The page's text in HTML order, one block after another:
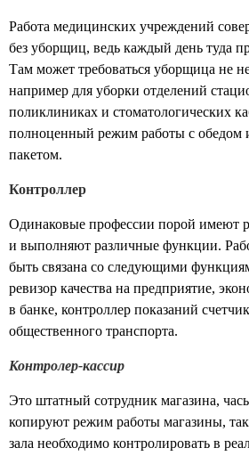
Работа медицинских учреждений
без уборщиц, ведь каждый день туда
Там может требоваться уборщица не
например для уборки отделений
поликлиниках и стоматологических
полноценный режим работы с
пакетом.
Контроллер
Одинаковые профессии порой имеют
и выполняют различные функции.
быть связана со следующими
ревизор качества на предприятие,
в банке, контроллер показаний
общественного транспорта.
Контролер-кассир
Это штатный сотрудник магазина,
копируют режим работы магазины, так
зала необходимо контролировать в